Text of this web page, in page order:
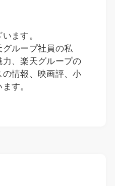
ます。
ループ社員の私
、楽天グループの
情報、映画評、小
す。